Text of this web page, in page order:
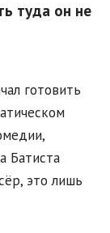
туда он не
готовить
Батиста
это лишь